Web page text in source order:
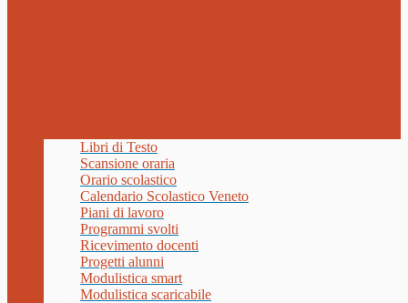
Libri di Testo
Scansione oraria
Orario scolastico
Calendario Scolastico Veneto
Piani di lavoro
Programmi svolti
Ricevimento docenti
Progetti alunni
Modulistica smart
Modulistica scaricabile